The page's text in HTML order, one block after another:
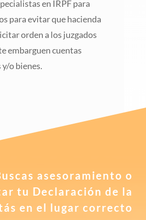
en IRPF para
para evitar que hacienda
orden a los juzgados
embarguen cuentas
o bienes.
asesoramiento o
tu Declaración de la
en el lugar correcto